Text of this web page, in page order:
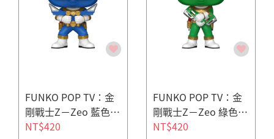
FUNKO POP TV：金
剛戰士Z－Zeo 藍色戰
士
NT$420
FUNKO POP TV：金
剛戰士Z－Zeo 綠色戰
士
NT$420